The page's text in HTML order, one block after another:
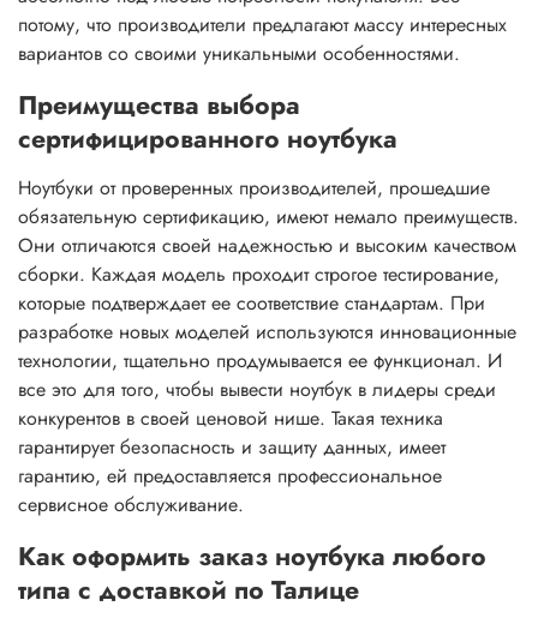
потому, что производители предлагают массу интересных
вариантов со своими уникальными особенностями.
Преимущества выбора
сертифицированного ноутбука
Ноутбуки от проверенных производителей, прошедшие
обязательную сертификацию, имеют немало преимуществ.
Они отличаются своей надежностью и высоким качеством
сборки. Каждая модель проходит строгое тестирование,
которые подтверждает ее соответствие стандартам. При
разработке новых моделей используются инновационные
технологии, тщательно продумывается ее функционал. И
все это для того, чтобы вывести ноутбук в лидеры среди
конкурентов в своей ценовой нише. Такая техника
гарантирует безопасность и защиту данных, имеет
гарантию, ей предоставляется профессиональное
сервисное обслуживание.
Как оформить заказ ноутбука любого
типа с доставкой по Талице